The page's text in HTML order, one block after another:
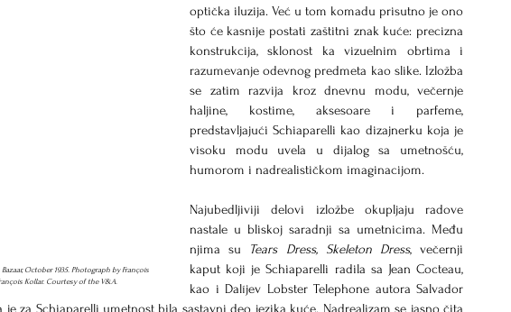
October 1935. Photograph by François
Kollar. Courtesy of the V&A.
optička iluzija. Već u tom komadu prisutno je ono
što će kasnije postati zaštitni znak kuće: precizna
konstrukcija, sklonost ka vizuelnim obrtima i
razumevanje odevnog predmeta kao slike. Izložba
se zatim razvija kroz dnevnu modu, večernje
haljine, kostime, aksesoare i parfeme,
predstavljajući Schiaparelli kao dizajnerku koja je
visoku modu uvela u dijalog sa umetnošću,
humorom i nadrealističkom imaginacijom.
Najubedljiviji delovi izložbe okupljaju radove
nastale u bliskoj saradnji sa umetnicima. Među
njima su Tears Dress, Skeleton Dress, večernji
kaput koji je Schiaparelli radila sa Jean Cocteau,
kao i Dalíjev Lobster Telephone autora Salvador
za Schiaparelli umetnost bila sastavni deo jezika kuće. Nadrealizam se jasno čita